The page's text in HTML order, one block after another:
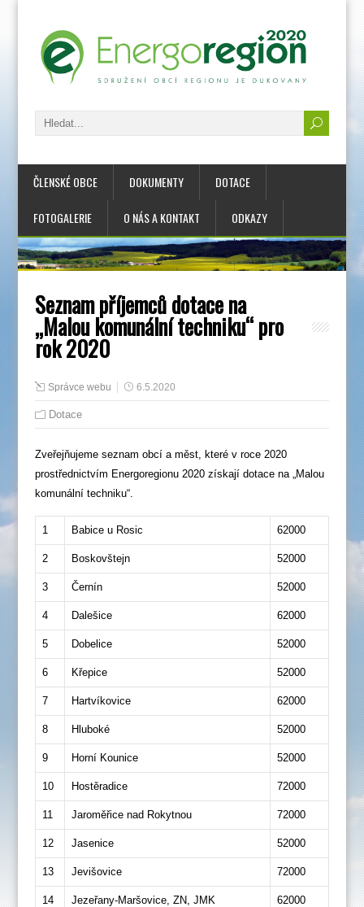
ČLENSKÉ OBCE DOKUMENTY DOTACE
FOTOGALERIE O NÁS A KONTAKT ODKAZY
Seznam příjemců dotace na
„Malou komunální techniku“ pro
rok 2020
Správce webu 6.5.2020
Dotace
Zveřejňujeme seznam obcí a měst, které v roce 2020
prostřednictvím Energoregionu 2020 získají dotace na „Malou
komunální techniku“.
1 Babice u Rosic 62000
2 Boskovštejn 52000
3 Černín 52000
4 Dalešice 62000
5 Dobelice 52000
6 Křepice 52000
7 Hartvíkovice 62000
8 Hluboké 52000
9 Horní Kounice 52000
10 Hostěradice 72000
11 Jaroměřice nad Rokytnou 72000
12 Jasenice 52000
13 Jevišovice 72000
14 Jezeřany-Maršovice, ZN, JMK 62000